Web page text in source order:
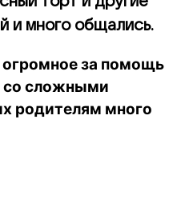
и много общались.
за помощь
со сложными
родителям много